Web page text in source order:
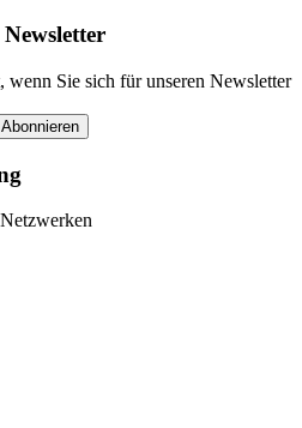
Sie sich für unseren Newsletter
Abonnieren